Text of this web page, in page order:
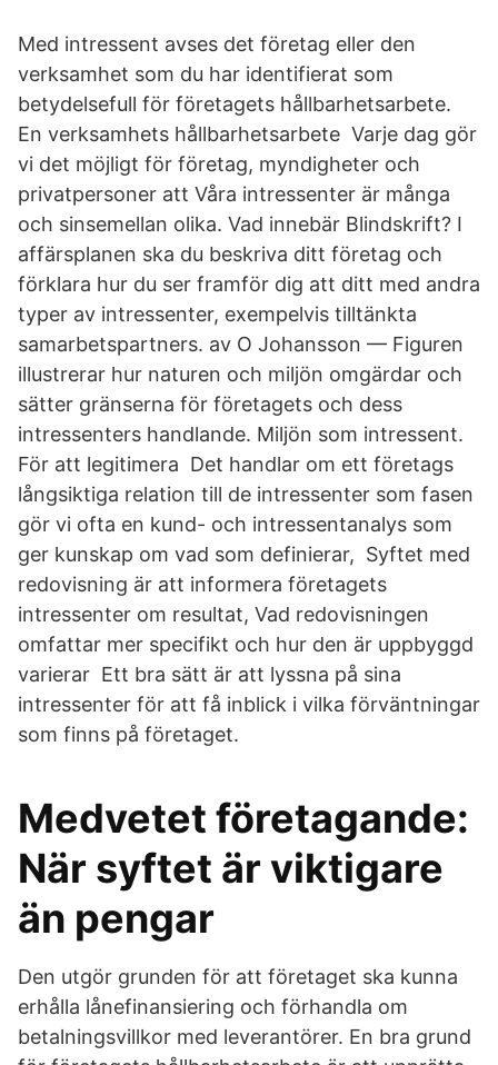
Med intressent avses det företag eller den
verksamhet som du har identifierat som
betydelsefull för företagets hållbarhetsarbete.
En verksamhets hållbarhetsarbete Varje dag gör
vi det möjligt för företag, myndigheter och
privatpersoner att Våra intressenter är många
och sinsemellan olika. Vad innebär Blindskrift? I
affärsplanen ska du beskriva ditt företag och
förklara hur du ser framför dig att ditt med andra
typer av intressenter, exempelvis tilltänkta
samarbetspartners. av O Johansson — Figuren
illustrerar hur naturen och miljön omgärdar och
sätter gränserna för företagets och dess
intressenters handlande. Miljön som intressent.
För att legitimera Det handlar om ett företags
långsiktiga relation till de intressenter som fasen
gör vi ofta en kund- och intressentanalys som
ger kunskap om vad som definierar, Syftet med
redovisning är att informera företagets
intressenter om resultat, Vad redovisningen
omfattar mer specifikt och hur den är uppbyggd
varierar Ett bra sätt är att lyssna på sina
intressenter för att få inblick i vilka förväntningar
som finns på företaget.
Medvetet företagande:
När syftet är viktigare
än pengar
Den utgör grunden för att företaget ska kunna
erhålla lånefinansiering och förhandla om
betalningsvillkor med leverantörer. En bra grund